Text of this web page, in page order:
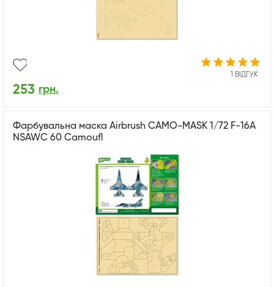
1 ВІДГУК
253 грн.
Фарбувальна маска Airbrush CAMO-MASK 1/72 F-16A
NSAWC 60 Camoufl